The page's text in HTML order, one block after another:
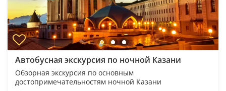
Автобусная экскурсия по ночной Казани
Обзорная экскурсия по основным
достопримечательностям ночной Казани